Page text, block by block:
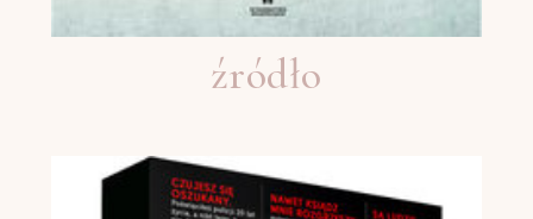
źródło